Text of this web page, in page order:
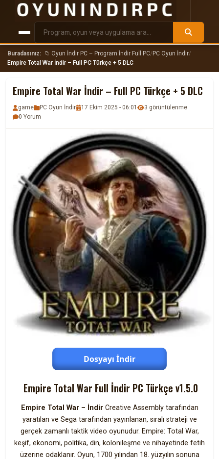
Buradasınız: 📁 Oyun İndir PC – Program İndir Full PC/PC Oyun İndir/
Empire Total War İndir – Full PC Türkçe + 5 DLC
Empire Total War İndir – Full PC Türkçe + 5 DLC
game PC Oyun İndir 17 Ekim 2025 - 06:01
3 görüntülenme
0 Yorum
Dosyayı İndir
Empire Total War Full İndir PC Türkçe v1.5.0
Empire Total War – İndirCreative Assembly tarafından
yaratılan ve Sega tarafından yayınlanan, sıralı strateji ve
gerçek zamanlı taktik video oyunudur. Empire: Total War,
keşif, ekonomi, politika, din, kolonileşme ve nihayetinde fetih
üzerine odaklanır. Oyun, 1700 yılından 18. yüzyılın sonuna